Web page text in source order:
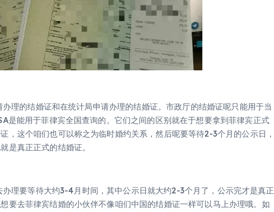
理的结婚证和在统计局申请办理的结婚证。市政厅的结婚证呢只能用于当
是能用于菲律宾全国查询的。它们之间的区别就在于想要拿到菲律宾正式
，这个咱们也可以称之为临时婚约关系，然后呢要等待2-3个月的公示日，
是真正正式的结婚证。
理要等待大约3-4月时间，其中公示日就大约2-3个月了，公示完才是真正
要去菲律宾结婚的小伙伴不像咱们中国的结婚证一样可以马上办理哦。如